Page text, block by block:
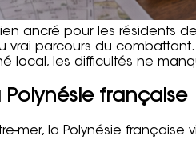
ancré pour les résidents
vrai parcours du
local, les difficultés ne
française
mer, la Polynésie française